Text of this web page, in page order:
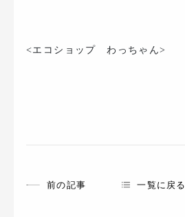
<エコショップ わっちゃん>
前の記事 一覧に戻る